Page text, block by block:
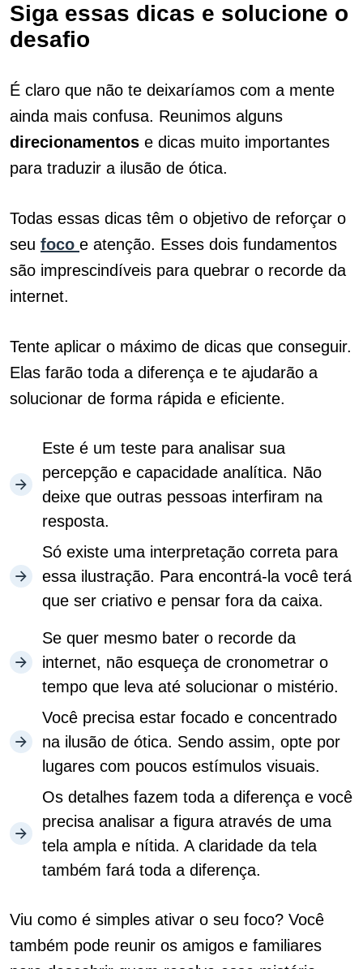
Siga essas dicas e solucione o
desafio
É claro que não te deixaríamos com a mente
ainda mais confusa. Reunimos alguns
direcionamentos e dicas muito importantes
para traduzir a ilusão de ótica.
Todas essas dicas têm o objetivo de reforçar o
seu foco e atenção. Esses dois fundamentos
são imprescindíveis para quebrar o recorde da
internet.
Tente aplicar o máximo de dicas que conseguir.
Elas farão toda a diferença e te ajudarão a
solucionar de forma rápida e eficiente.
Este é um teste para analisar sua
percepção e capacidade analítica. Não
deixe que outras pessoas interfiram na
resposta.
Só existe uma interpretação correta para
essa ilustração. Para encontrá-la você terá
que ser criativo e pensar fora da caixa.
Se quer mesmo bater o recorde da
internet, não esqueça de cronometrar o
tempo que leva até solucionar o mistério.
Você precisa estar focado e concentrado
na ilusão de ótica. Sendo assim, opte por
lugares com poucos estímulos visuais.
Os detalhes fazem toda a diferença e você
precisa analisar a figura através de uma
tela ampla e nítida. A claridade da tela
também fará toda a diferença.
Viu como é simples ativar o seu foco? Você
também pode reunir os amigos e familiares